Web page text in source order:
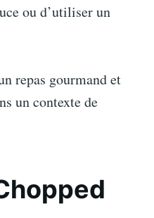
ou d’utiliser un
repas gourmand et
un contexte de